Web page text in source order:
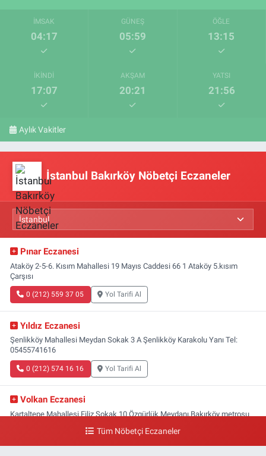
İMSAK
04:17
GÜNEŞ
05:59
ÖĞLE
13:15
İKINDI
17:07
AKŞAM
20:21
YATSI
21:56
Aylık Vakitler
İstanbul Bakırköy Nöbetçi Eczaneler
Pınar Eczanesi
Ataköy 2-5-6. Kısım Mahallesi 19 Mayıs Caddesi 66 1 Ataköy 5.kısım
Çarşısı
0 (212) 559 37 05 Yol Tarifi Al
Yıldız Eczanesi
Şenlikköy Mahallesi Meydan Sokak 3 A Şenlikköy Karakolu Yanı Tel:
05455741616
0 (212) 574 16 16 Yol Tarifi Al
Volkan Eczanesi
Kartaltepe Mahallesi Filiz Sokak 10 Özgürlük Meydanı,Bakırköy metrosu
Tüm Nöbetçi Eczaneler